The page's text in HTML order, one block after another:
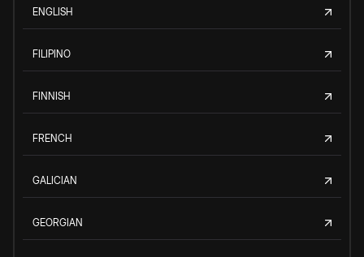
ENGLISH
FILIPINO
FINNISH
FRENCH
GALICIAN
GEORGIAN